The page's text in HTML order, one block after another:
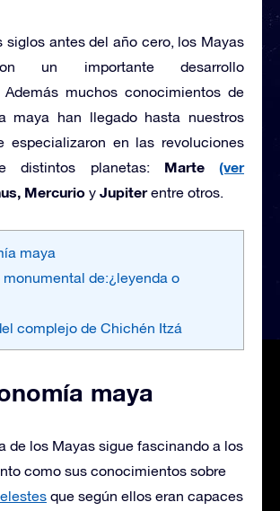
siglos antes del año cero, los Mayas
un importante desarrollo
Además muchos conocimientos de
maya han llegado hasta nuestros
especializaron en las revoluciones
distintos planetas: Marte(ver
Mercurio y Jupiterentre otros.
maya
de:¿leyenda o
complejo de Chichén Itzá
maya
de los Mayas sigue fascinando a los
como sus conocimientos sobre
que según ellos eran capaces